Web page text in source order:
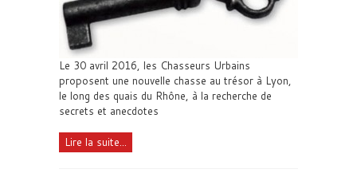
Le 30 avril 2016, les Chasseurs Urbains
proposent une nouvelle chasse au trésor à Lyon,
le long des quais du Rhône, à la recherche de
secrets et anecdotes
Lire la suite...